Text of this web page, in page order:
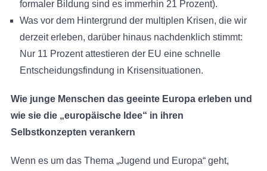
formaler Bildung sind es immerhin 21 Prozent).
Was vor dem Hintergrund der multiplen Krisen, die wir
derzeit erleben, darüber hinaus nachdenklich stimmt:
Nur 11 Prozent attestieren der EU eine schnelle
Entscheidungs­­findung in Krisensituationen.
Wie junge Menschen das geeinte Europa erleben und
wie sie die „europäische Idee“ in ihren
Selbstkonzepten verankern
Wenn es um das Thema „Jugend und Europa“ geht,